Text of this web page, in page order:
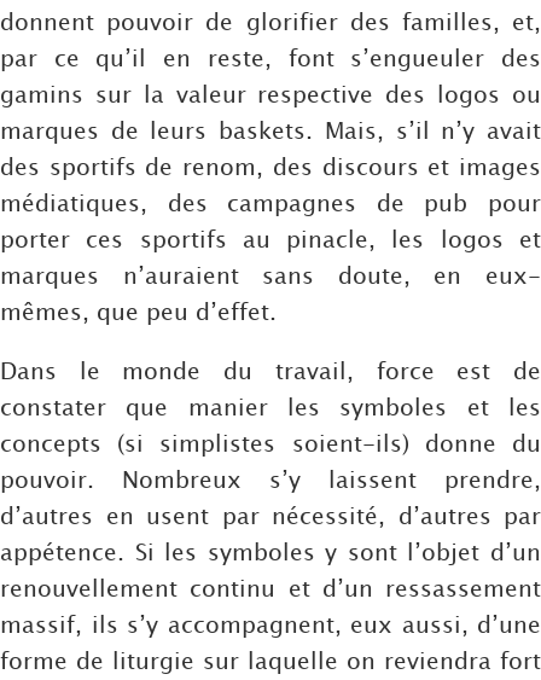
donnent pouvoir de glorifier des familles, et,
par ce qu’il en reste, font s’engueuler des
gamins sur la valeur respective des logos ou
marques de leurs baskets. Mais, s’il n’y avait
des sportifs de renom, des discours et images
médiatiques, des campagnes de pub pour
porter ces sportifs au pinacle, les logos et
marques n’auraient sans doute, en eux-
mêmes, que peu d’effet.
Dans le monde du travail, force est de
constater que manier les symboles et les
concepts (si simplistes soient-ils) donne du
pouvoir. Nombreux s’y laissent prendre,
d’autres en usent par nécessité, d’autres par
appétence. Si les symboles y sont l’objet d’un
renouvellement continu et d’un ressassement
massif, ils s’y accompagnent, eux aussi, d’une
forme de liturgie sur laquelle on reviendra fort